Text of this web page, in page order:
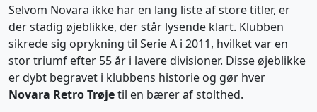
Selvom Novara ikke har en lang liste af store titler, er
der stadig øjeblikke, der står lysende klart. Klubben
sikrede sig oprykning til Serie A i 2011, hvilket var en
stor triumf efter 55 år i lavere divisioner. Disse øjeblikke
er dybt begravet i klubbens historie og gør hver
Novara Retro Trøjetil en bærer af stolthed.